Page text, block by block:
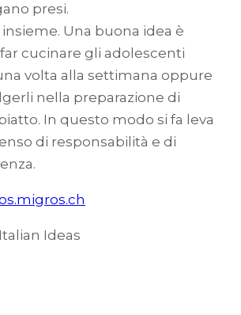
presi.
Una buona idea è
cucinare gli adolescenti
volta alla settimana oppure
nella preparazione di
In questo modo si fa leva
di responsabilità e di
Ideas